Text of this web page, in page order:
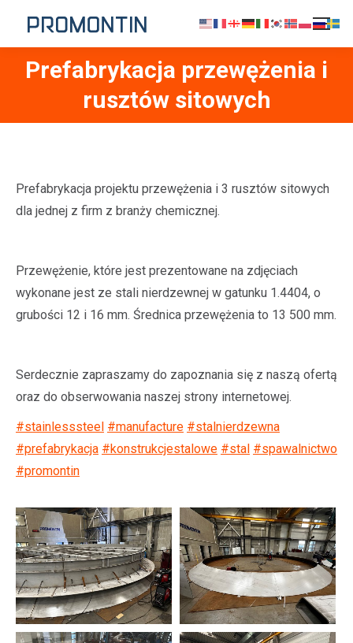
Prefabrykacja przewężenia i
rusztów sitowych
Jesteś tutaj:
Prefabrykacja projektu przewężenia i 3 rusztów sitowych
dla jednej z firm z branży chemicznej.
Przewężenie, które jest prezentowane na zdjęciach
wykonane jest ze stali nierdzewnej w gatunku 1.4404, o
grubości 12 i 16 mm. Średnica przewężenia to 13 500 mm.
Serdecznie zapraszamy do zapoznania się z naszą ofertą
oraz do obserwowania naszej strony internetowej.
#stainlesssteel #manufacture #stalnierdzewna
#prefabrykacja #konstrukcjestalowe #stal #spawalnictwo
#promontin